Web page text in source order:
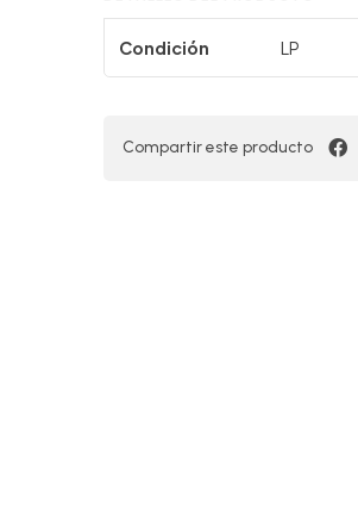
Condición LP
Compartir este producto